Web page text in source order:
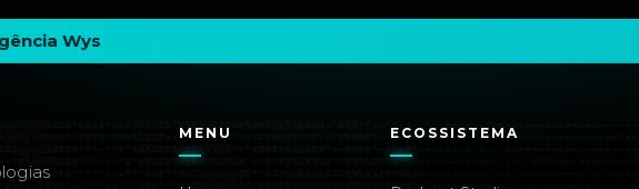
Wys
MENU ECOSSISTEMA